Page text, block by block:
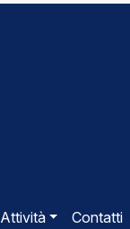
Attività Contatti